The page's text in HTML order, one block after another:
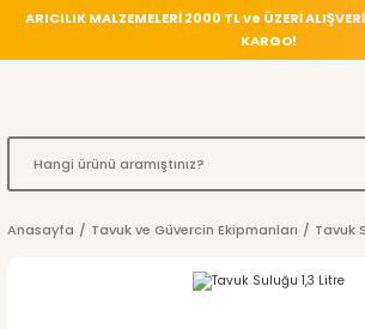
ARICILIK MALZEMELERİ 2000 TL ve ÜZERİ
KARGO!
Anasayfa Tavuk ve Güvercin Ekipmanları Tavuk